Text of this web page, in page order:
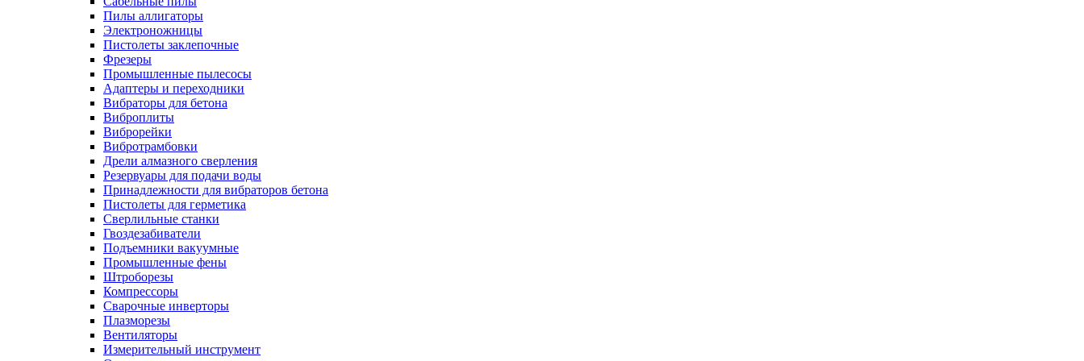
Пилы аллигаторы
Электроножницы
Пистолеты заклепочные
Фрезеры
Промышленные пылесосы
Адаптеры и переходники
Вибраторы для бетона
Виброплиты
Виброрейки
Вибротрамбовки
Дрели алмазного сверления
Резервуары для подачи воды
Принадлежности для вибраторов бетона
Пистолеты для герметика
Сверлильные станки
Гвоздезабиватели
Подъемники вакуумные
Промышленные фены
Штроборезы
Компрессоры
Сварочные инверторы
Плазморезы
Вентиляторы
Измерительный инструмент